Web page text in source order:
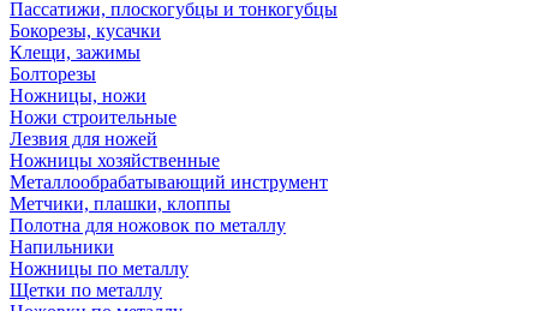
Пассатижи, плоскогубцы и тонкогубцы
Бокорезы, кусачки
Клещи, зажимы
Болторезы
Ножницы, ножи
Ножи строительные
Лезвия для ножей
Ножницы хозяйственные
Металлообрабатывающий инструмент
Метчики, плашки, клоппы
Полотна для ножовок по металлу
Напильники
Ножницы по металлу
Щетки по металлу